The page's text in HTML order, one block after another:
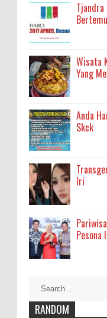
Tjandra
Wisata
Yang
Anda
Skck
Iri
Pesona
RANDOM